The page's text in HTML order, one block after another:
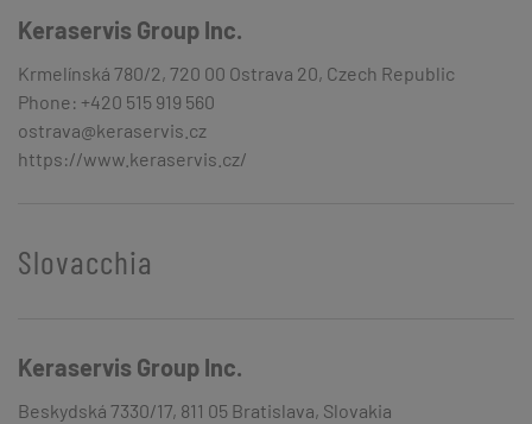
Keraservis Group Inc.
Krmelínská 780/2, 720 00 Ostrava 20, Czech Republic
Phone: +420 515 919 560
ostrava@keraservis.cz
https://www.keraservis.cz/
Slovacchia
Keraservis Group Inc.
Beskydská 7330/17, 811 05 Bratislava, Slovakia